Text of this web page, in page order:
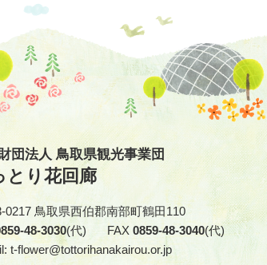
団法人 鳥取県観光事業団
とり花回廊
0217 鳥取県西伯郡南部町鶴田110
48-3030(代) FAX 0859-48-3040(代)
t-flower@tottorihanakairou.or.jp